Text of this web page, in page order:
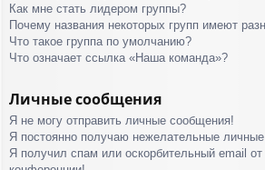
Как мне стать лидером группы?
Почему названия некоторых групп имеют
Что такое группа по умолчанию?
Что означает ссылка «Наша команда»?
Личные сообщения
Я не могу отправить личные сообщения!
Я постоянно получаю нежелательные
Я получил спам или оскорбительный email от